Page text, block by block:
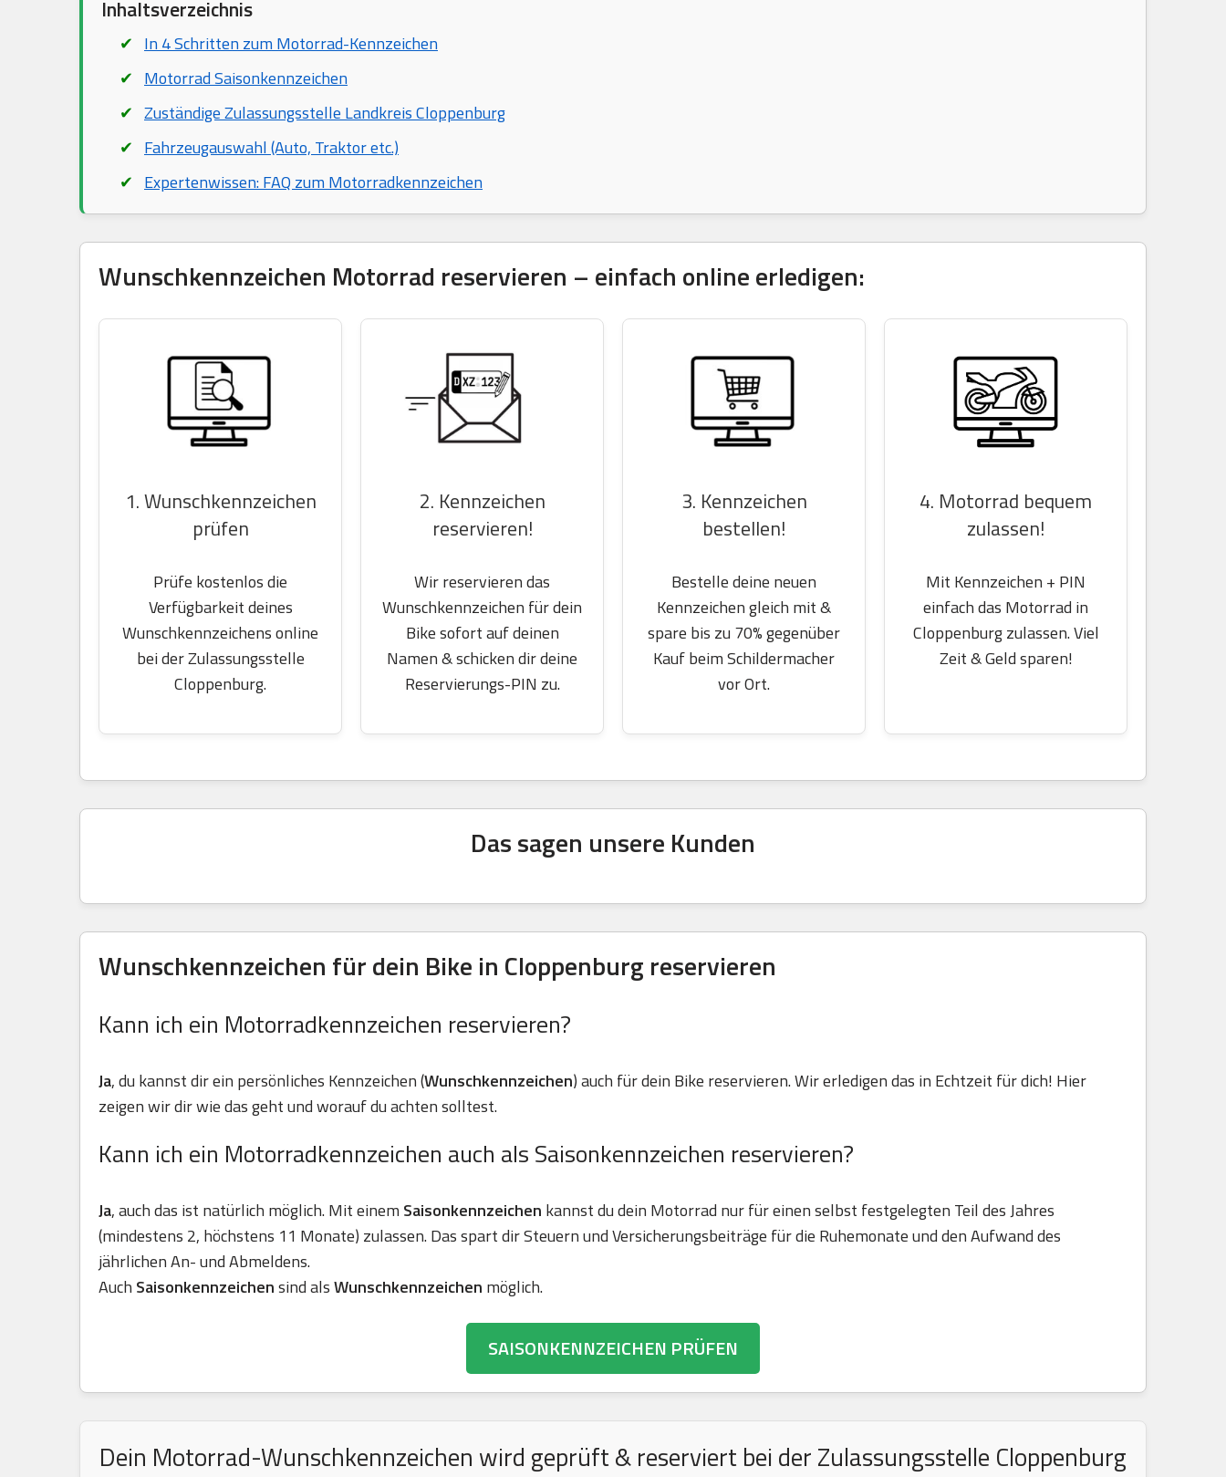
Inhaltsverzeichnis
In 4 Schritten zum Motorrad-Kennzeichen
Motorrad Saisonkennzeichen
Zuständige Zulassungsstelle Landkreis Cloppenburg
Fahrzeugauswahl (Auto, Traktor etc.)
Expertenwissen: FAQ zum Motorradkennzeichen
Wunschkennzeichen Motorrad reservieren – einfach online erledigen:
1. Wunschkennzeichen
prüfen
Prüfe kostenlos die
Verfügbarkeit deines
Wunschkennzeichens online
bei der Zulassungsstelle
Cloppenburg.
2. Kennzeichen
reservieren!
Wir reservieren das
Wunschkennzeichen für dein
Bike sofort auf deinen
Namen & schicken dir deine
Reservierungs-PIN zu.
3. Kennzeichen
bestellen!
Bestelle deine neuen
Kennzeichen gleich mit &
spare bis zu 70% gegenüber
Kauf beim Schildermacher
vor Ort.
4. Motorrad bequem
zulassen!
Mit Kennzeichen + PIN
einfach das Motorrad in
Cloppenburg zulassen. Viel
Zeit & Geld sparen!
Das sagen unsere Kunden
Wunschkennzeichen für dein Bike in Cloppenburg reservieren
Kann ich ein Motorradkennzeichen reservieren?
Ja, du kannst dir ein persönliches Kennzeichen (Wunschkennzeichen) auch für dein Bike reservieren. Wir erledigen das in Echtzeit für dich! Hier
zeigen wir dir wie das geht und worauf du achten solltest.
Kann ich ein Motorradkennzeichen auch als Saisonkennzeichen reservieren?
Ja, auch das ist natürlich möglich. Mit einem Saisonkennzeichen kannst du dein Motorrad nur für einen selbst festgelegten Teil des Jahres
(mindestens 2, höchstens 11 Monate) zulassen. Das spart dir Steuern und Versicherungsbeiträge für die Ruhemonate und den Aufwand des
jährlichen An- und Abmeldens.
Auch Saisonkennzeichensind alsWunschkennzeichen möglich.
SAISONKENNZEICHEN PRÜFEN
Dein Motorrad-Wunschkennzeichen wird geprüft & reserviert bei der Zulassungsstelle Cloppenburg